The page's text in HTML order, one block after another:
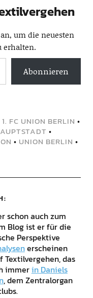
um die neuesten
erhalten.
Abonnieren
1. FC UNION BERLIN •
•
• UNION BERLIN •
schon auch zum
Blog ist er für die
Perspektive
erscheinen
das
immerin Daniels
, dem Zentralorgan